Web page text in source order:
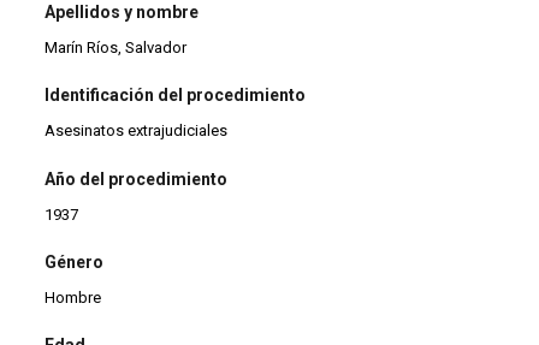
Apellidos y nombre
Marín Ríos, Salvador
Identificación del procedimiento
Asesinatos extrajudiciales
Año del procedimiento
1937
Género
Hombre